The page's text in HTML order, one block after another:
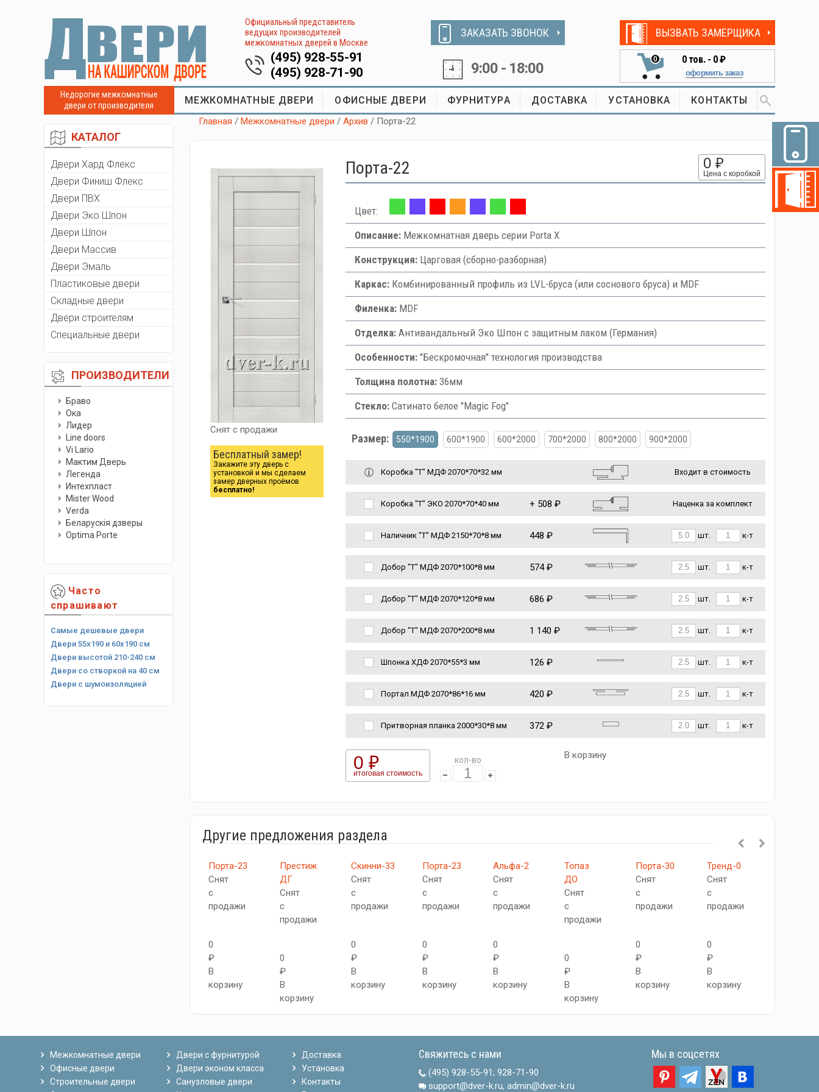
Официальный представитель
ведущих производителей
межкомнатных дверей в Москве
(495) 928-55-91
(495) 928-71-90
ЗАКАЗАТЬ ЗВОНОК
9:00 - 18:00
ВЫЗВАТЬ ЗАМЕРЩИКА
0 0тов. - 0 ₽
оформить заказ
Недорогие межкомнатные
двери от производителя
МЕЖКОМНАТНЫЕ ДВЕРИ ОФИСНЫЕ ДВЕРИ ФУРНИТУРА ДОСТАВКА УСТАНОВКА КОНТАКТЫ
КАТАЛОГ
Двери Хард Флекс
Двери Финиш Флекс
Двери ПВХ
Двери Эко Шпон
Двери Шпон
Двери Массив
Двери Эмаль
Пластиковые двери
Складные двери
Двери строителям
Специальные двери
ПРОИЗВОДИТЕЛИ
Браво
Ока
Лидер
Line doors
Vi Lario
Мактим Дверь
Легенда
Интехпласт
Мister Wood
Verda
Беларускiя дзверы
Optima Porte
Часто
спрашивают
Самые дешевые двери
Двери 55х190 и 60х190 см
Двери высотой 210-240 см
Двери со створкой на 40 см
Двери с шумоизоляцией
Главная /Межкомнатные двери /Архив / Порта-22
Снят с продажи
Бесплатный замер!
Закажите эту дверь с
установкой и мы сделаем
замер дверных проёмов
бесплатно!
Порта-22 0 ₽
Цена с коробкой
Цвет:
Описание:Межкомнатная дверь серии Porta X
Конструкция:Царговая (сборно-разборная)
Каркас:Комбинированный профиль из LVL-бруса (или соснового бруса) и MDF
Филенка:MDF
Отделка:Антивандальный Эко Шпон с защитным лаком (Германия)
Особенности:"Бескромочная" технология производства
Толщина полотна:36мм
Стекло:Сатинато белое "Magic Fog"
Размер: 550*1900 600*1900 600*2000 700*2000 800*2000 900*2000
Коробка "Т" МДФ 2070*70*32 мм Входит в стоимость
Коробка "Т" ЭКО 2070*70*40 мм + 508 ₽ Наценка за комплект
Наличник "Т" МДФ 2150*70*8 мм 448 ₽ шт. к-т
Добор "Т" МДФ 2070*100*8 мм 574 ₽ шт. к-т
Добор "Т" МДФ 2070*120*8 мм 686 ₽ шт. к-т
Добор "Т" МДФ 2070*200*8 мм 1 140 ₽ шт. к-т
Шпонка ХДФ 2070*55*3 мм 126 ₽ шт. к-т
Портал МДФ 2070*86*16 мм 420 ₽ шт. к-т
Притворная планка 2000*30*8 мм 372 ₽ шт. к-т
0 ₽
итоговая стоимость
кол-во В корзину
Другие предложения раздела
Порта-23
Снят
с
продажи
0
₽
В
корзину
Престиж
ДГ
Снят
с
продажи
0
₽
В
корзину
Скинни-33
Снят
с
продажи
0
₽
В
корзину
Порта-23
Снят
с
продажи
0
₽
В
корзину
Альфа-2
Снят
с
продажи
0
₽
В
корзину
Топаз
ДО
Снят
с
продажи
0
₽
В
корзину
Порта-30
Снят
с
продажи
0
₽
В
корзину
Тренд-0
Снят
с
продажи
0
₽
В
корзину
Межкомнатные двери
Офисные двери
Строительные двери
Двери с фурнитурой
Двери эконом класса
Санузловые двери
Доставка
Установка
Контакты
Свяжитесь с нами
(495) 928-55-91; 928-71-90
support@dver-k.ru, admin@dver-k.ru
Мы в соцсетях